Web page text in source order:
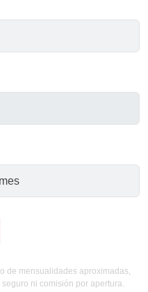
de mensualidades aproximadas,
ni comisión por apertura.